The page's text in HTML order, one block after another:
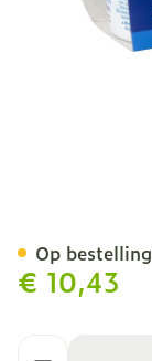
€ 10,43
Op bestelling